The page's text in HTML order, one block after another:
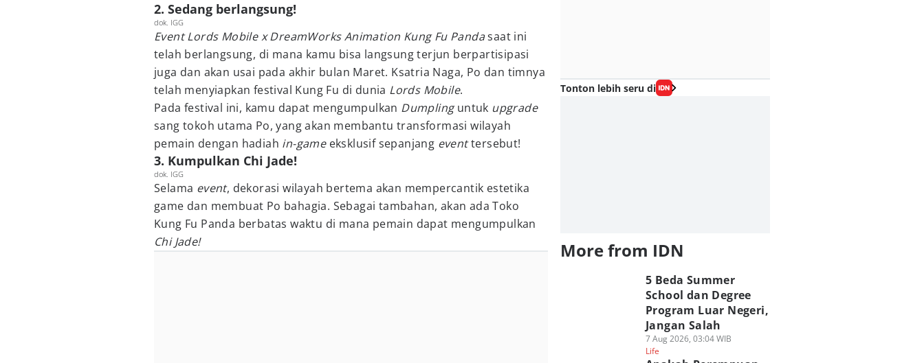
2. Sedang berlangsung!
dok. IGG
Event Lords Mobile x DreamWorks Animation Kung Fu Pandasaat ini
telah berlangsung, di mana kamu bisa langsung terjun berpartisipasi
juga dan akan usai pada akhir bulan Maret. Ksatria Naga, Po dan timnya
telah menyiapkan festival Kung Fu di dunia Lords Mobile.
Pada festival ini, kamu dapat mengumpulkan Dumplinguntuk upgrade
sang tokoh utama Po, yang akan membantu transformasi wilayah
pemain dengan hadiah in-gameeksklusif sepanjang eventtersebut!
3. Kumpulkan Chi Jade!
dok. IGG
Selama event, dekorasi wilayah bertema akan mempercantik estetika
game dan membuat Po bahagia. Sebagai tambahan, akan ada Toko
Kung Fu Panda berbatas waktu di mana pemain dapat mengumpulkan
Chi Jade!
Tonton lebih seru di
More from IDN
5 Beda Summer
School dan Degree
Program Luar Negeri,
Jangan Salah
7 Aug 2026, 03:04 WIB
Life